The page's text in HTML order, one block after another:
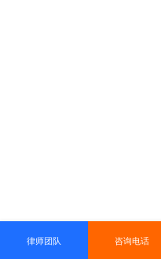
律师团队 咨询电话